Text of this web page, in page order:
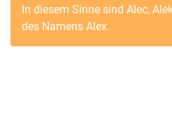
In diesem Sinne sind Alec,
des Namens Alex.